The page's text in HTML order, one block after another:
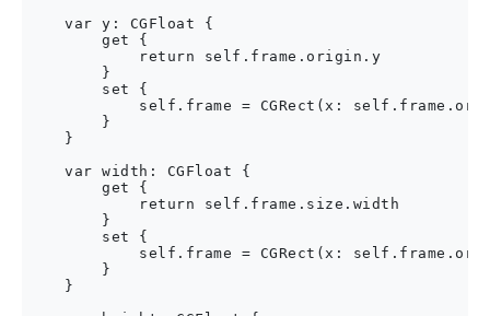
    var y: CGFloat {
        get {
            return self.frame.origin.y
        }
        set {
self.frame = CGRect(x:
        }
    }
    var width: CGFloat {
        get {
            return self.frame.size.width
        }
        set {
self.frame = CGRect(x:
        }
    }